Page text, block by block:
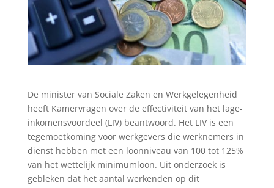
De minister van Sociale Zaken en Werkgelegenheid
heeft Kamervragen over de effectiviteit van het lage-
inkomensvoordeel (LIV) beantwoord. Het LIV is een
tegemoetkoming voor werkgevers die werknemers in
dienst hebben met een loonniveau van 100 tot 125%
van het wettelijk minimumloon. Uit onderzoek is
gebleken dat het aantal werkenden op dit